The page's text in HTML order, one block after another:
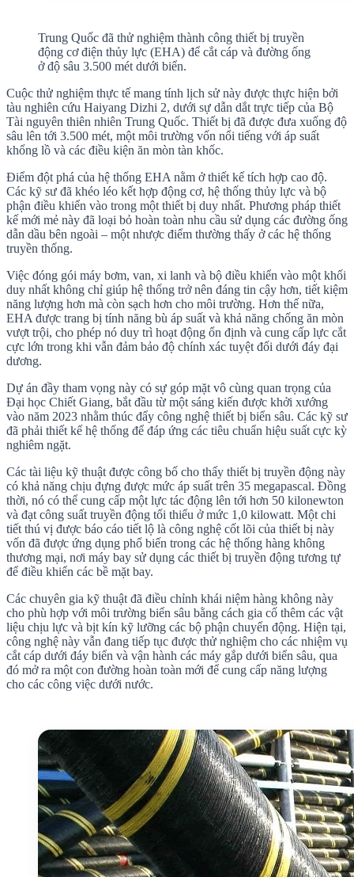
Trung Quốc đã thử nghiệm thành công thiết bị truyền
động cơ điện thủy lực (EHA) để cắt cáp và đường ống
ở độ sâu 3.500 mét dưới biển.
Cuộc thử nghiệm thực tế mang tính lịch sử này được thực hiện bởi
tàu nghiên cứu Haiyang Dizhi 2, dưới sự dẫn dắt trực tiếp của Bộ
Tài nguyên thiên nhiên Trung Quốc. Thiết bị đã được đưa xuống độ
sâu lên tới 3.500 mét, một môi trường vốn nổi tiếng với áp suất
khổng lồ và các điều kiện ăn mòn tàn khốc.
Điểm đột phá của hệ thống EHA nằm ở thiết kế tích hợp cao độ.
Các kỹ sư đã khéo léo kết hợp động cơ, hệ thống thủy lực và bộ
phận điều khiển vào trong một thiết bị duy nhất. Phương pháp thiết
kế mới mẻ này đã loại bỏ hoàn toàn nhu cầu sử dụng các đường ống
dẫn dầu bên ngoài – một nhược điểm thường thấy ở các hệ thống
truyền thống.
Việc đóng gói máy bơm, van, xi lanh và bộ điều khiển vào một khối
duy nhất không chỉ giúp hệ thống trở nên đáng tin cậy hơn, tiết kiệm
năng lượng hơn mà còn sạch hơn cho môi trường. Hơn thế nữa,
EHA được trang bị tính năng bù áp suất và khả năng chống ăn mòn
vượt trội, cho phép nó duy trì hoạt động ổn định và cung cấp lực cắt
cực lớn trong khi vẫn đảm bảo độ chính xác tuyệt đối dưới đáy đại
dương.
Dự án đầy tham vọng này có sự góp mặt vô cùng quan trọng của
Đại học Chiết Giang, bắt đầu từ một sáng kiến được khởi xướng
vào năm 2023 nhằm thúc đẩy công nghệ thiết bị biển sâu. Các kỹ sư
đã phải thiết kế hệ thống để đáp ứng các tiêu chuẩn hiệu suất cực kỳ
nghiêm ngặt.
Các tài liệu kỹ thuật được công bố cho thấy thiết bị truyền động này
có khả năng chịu đựng được mức áp suất trên 35 megapascal. Đồng
thời, nó có thể cung cấp một lực tác động lên tới hơn 50 kilonewton
và đạt công suất truyền động tối thiểu ở mức 1,0 kilowatt. Một chi
tiết thú vị được báo cáo tiết lộ là công nghệ cốt lõi của thiết bị này
vốn đã được ứng dụng phổ biến trong các hệ thống hàng không
thương mại, nơi máy bay sử dụng các thiết bị truyền động tương tự
để điều khiển các bề mặt bay.
Các chuyên gia kỹ thuật đã điều chỉnh khái niệm hàng không này
cho phù hợp với môi trường biển sâu bằng cách gia cố thêm các vật
liệu chịu lực và bịt kín kỹ lưỡng các bộ phận chuyển động. Hiện tại,
công nghệ này vẫn đang tiếp tục được thử nghiệm cho các nhiệm vụ
cắt cáp dưới đáy biển và vận hành các máy gắp dưới biển sâu, qua
đó mở ra một con đường hoàn toàn mới để cung cấp năng lượng
cho các công việc dưới nước.